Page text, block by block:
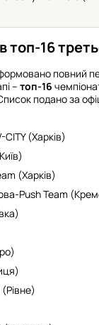
топ-16
повний
– топ-16
подано за
(Харків)
(Харків)
Push Team